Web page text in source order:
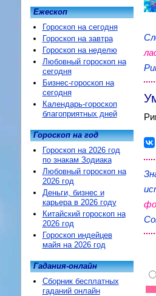
Ежескоп
Гороскоп на сегодня
Гороскоп на завтра
Гороскоп на неделю
Любовный гороскоп на
сегодня
Бизнес-гороскоп на
сегодня
Календарь-гороскоп
благоприятных дней
Гороскоп на год
Гороскоп на 2026 год
по знакам Зодиака
Любовный гороскоп на
2026 год
Деньги, бизнес и
карьера в 2026 году
Китайский гороскоп на
2026 год
Гороскоп индейцев
майя на 2026 год
Гадания-онлайн
Сборник бесплатных
гаданий онлайн